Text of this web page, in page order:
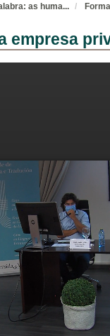
as huma...
empresa